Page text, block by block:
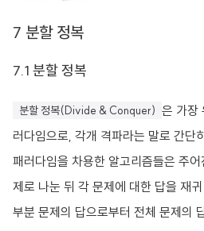
7 분할 정복
7.1 분할 정복
분할 정복(Divide & Conquer) 은 가장
러다임으로, 각개 격파라는 말로 간단
패러다임을 차용한 알고리즘들은 주
제로 나눈 뒤 각 문제에 대한 답을 재
부분 문제의 답으로부터 전체 문제의